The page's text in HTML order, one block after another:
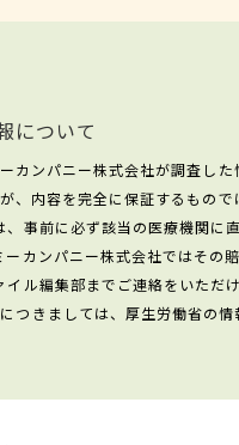
について
ンパニー株式会社が調査した
、内容を完全に保証するもので
事前に必ず該当の医療機関に
カンパニー株式会社ではその
ル編集部までご連絡をいただ
きましては、厚生労働省の情